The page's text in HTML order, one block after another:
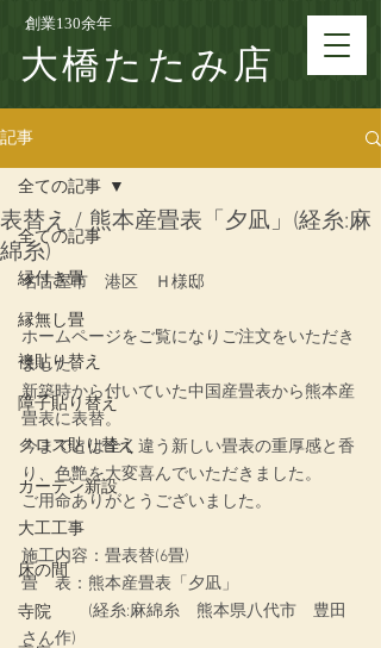
創業130余年
大橋たたみ店
記事
全ての記事
縁付き畳
縁無し畳
襖貼り替え
障子貼り替え
クロス貼り替え
カーテン新設
大工工事
床の間
寺院
全ての記事
表替え / 熊本産畳表「夕凪」(経糸:麻
綿糸)
名古屋市　港区　Ｈ様邸
ホームページをご覧になりご注文をいただき
ました。
新築時から付いていた中国産畳表から熊本産
畳表に表替。
今までとは全く違う新しい畳表の重厚感と香
り、色艶を大変喜んでいただきました。
ご用命ありがとうございました。
施工内容： 畳表替(6畳)
畳　表：熊本産畳表「夕凪」
(経糸:麻綿糸　熊本県八代市　豊田
さん作)